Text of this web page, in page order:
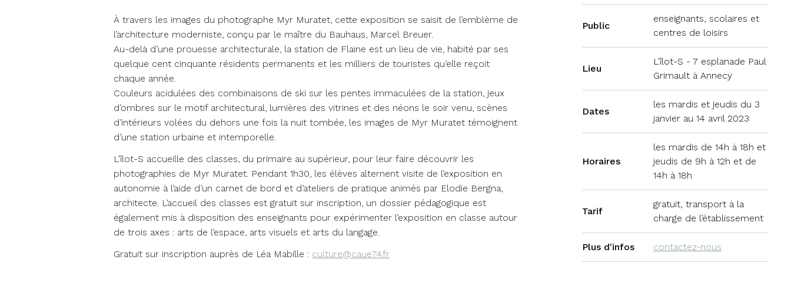
À travers les images du photographe Myr Muratet, cette exposition se saisit de l’emblème de
l’architecture moderniste, conçu par le maître du Bauhaus, Marcel Breuer.
Au-delà d’une prouesse architecturale, la station de Flaine est un lieu de vie, habité par ses
quelque cent cinquante résidents permanents et les milliers de touristes qu’elle reçoit
chaque année.
Couleurs acidulées des combinaisons de ski sur les pentes immaculées de la station, jeux
d’ombres sur le motif architectural, lumières des vitrines et des néons le soir venu, scènes
d’intérieurs volées du dehors une fois la nuit tombée, les images de Myr Muratet témoignent
d’une station urbaine et intemporelle.
L’îlot-S accueille des classes, du primaire au supérieur, pour leur faire découvrir les
photographies de Myr Muratet. Pendant 1h30, les élèves alternent visite de l’exposition en
autonomie à l’aide d’un carnet de bord et d’ateliers de pratique animés par Elodie Bergna,
architecte. L’accueil des classes est gratuit sur inscription, un dossier pédagogique est
également mis à disposition des enseignants pour expérimenter l’exposition en classe autour
de trois axes : arts de l’espace, arts visuels et arts du langage.
Gratuit sur inscription auprès de Léa Mabille : culture@caue74.fr
Public
enseignants, scolaires et
centres de loisirs
Lieu
L'îlot-S - 7 esplanade Paul
Grimault à Annecy
Dates
les mardis et jeudis du 3
janvier au 14 avril 2023
Horaires
les mardis de 14h à 18h et
jeudis de 9h à 12h et de
14h à 18h
Tarif
gratuit, transport à la
charge de l’établissement
Plus d'infos contactez-nous